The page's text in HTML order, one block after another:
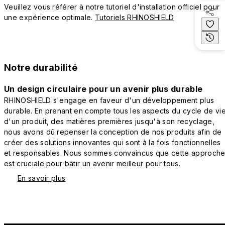
Veuillez vous référer à notre tutoriel d'installation officiel pour
une expérience optimale. Tutoriels RHINOSHIELD
Notre durabilité
Un design circulaire pour un avenir plus durable
RHINOSHIELD s'engage en faveur d'un développement plus
durable. En prenant en compte tous les aspects du cycle de
d'un produit, des matières premières jusqu'à son recyclage,
nous avons dû repenser la conception de nos produits afin de
créer des solutions innovantes qui sont à la fois fonctionnelles
et responsables. Nous sommes convaincus que cette approche
est cruciale pour bâtir un avenir meilleur pour tous.
En savoir plus